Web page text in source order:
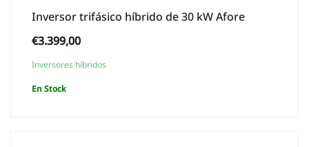
Inversor trifásico híbrido de 30 kW Afore
€3.399,00
Inversores híbridos
En Stock